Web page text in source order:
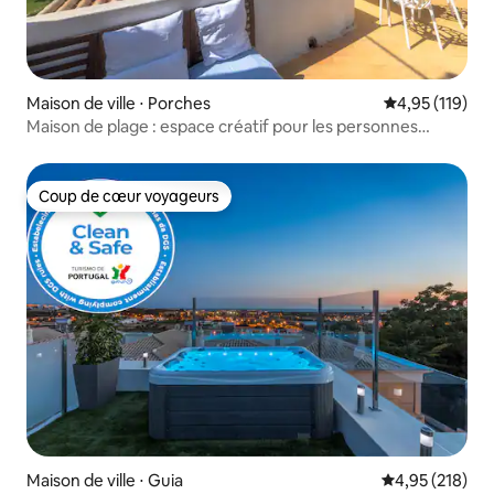
Maison de ville ⋅ Porches Évaluation
4,95 (119)
Maison de plage : espace créatif pour les personnes
Coup de cœur voyageurs
Coup de cœur voyageurs
Maison de ville ⋅ Guia Évaluation
4,95 (218)